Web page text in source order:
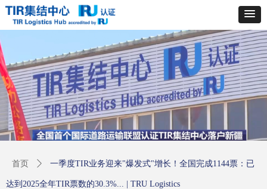
首页 ꄲ 一季度TIR业务迎来"爆发式"增长！全国完成1144票：已
达到2025全年TIR票数的30.3%... | TRU Logistics